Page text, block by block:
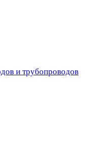
и трубопроводов